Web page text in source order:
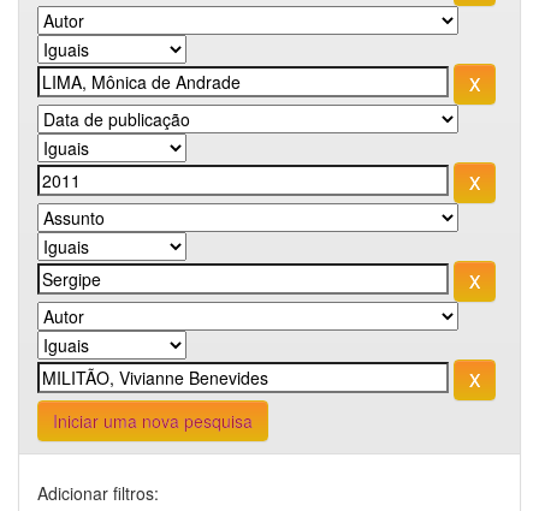
Iniciar uma nova pesquisa
Adicionar filtros: